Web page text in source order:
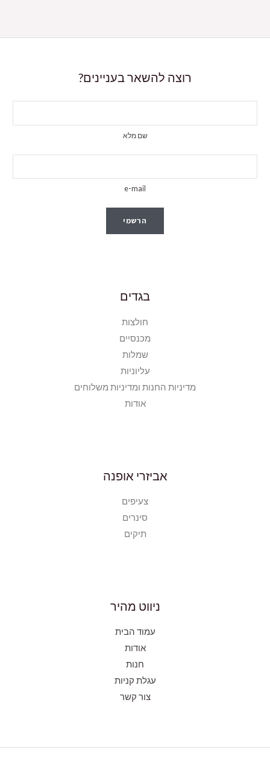
רוצה להשאר בעניינים?
שם מלא
e-mail
הרשמי
בגדים
חולצות
מכנסיים
שמלות
עליוניות
מדיניות החנות ומדיניות משלוחים
אודות
אביזרי אופנה
צעיפים
סינרים
תיקים
ניווט מהיר
עמוד הבית
אודות
חנות
עגלת קניות
צור קשר